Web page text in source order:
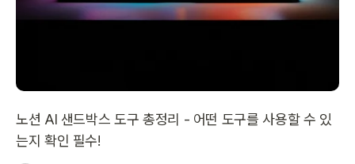
노션 AI 샌드박스 도구 총정리 - 어떤 도구를 사용할 수 있
는지 확인 필수!